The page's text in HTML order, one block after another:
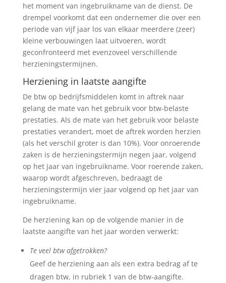
het moment van ingebruikname van de dienst. De
drempel voorkomt dat een ondernemer die over een
periode van vijf jaar los van elkaar meerdere (zeer)
kleine verbouwingen laat uitvoeren, wordt
geconfronteerd met evenzoveel verschillende
herzieningstermijnen.
Herziening in laatste aangifte
De btw op bedrijfsmiddelen komt in aftrek naar
gelang de mate van het gebruik voor btw-belaste
prestaties. Als de mate van het gebruik voor belaste
prestaties verandert, moet de aftrek worden herzien
(als het verschil groter is dan 10%). Voor onroerende
zaken is de herzieningstermijn negen jaar, volgend
op het jaar van ingebruikname. Voor roerende zaken,
waarop wordt afgeschreven, bedraagt de
herzieningstermijn vier jaar volgend op het jaar van
ingebruikname.
De herziening kan op de volgende manier in de
laatste aangifte van het jaar worden verwerkt:
Te veel btw afgetrokken?
Geef de herziening aan als een extra bedrag af te
dragen btw, in rubriek 1 van de btw-aangifte.